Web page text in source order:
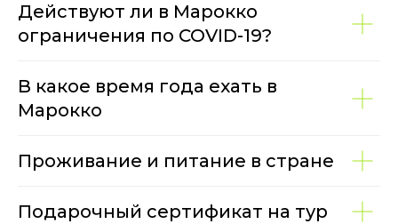
Действуют ли в Марокко
ограничения по COVID-19?
В какое время года ехать в
Марокко
Проживание и питание в стране
Подарочный сертификат на тур